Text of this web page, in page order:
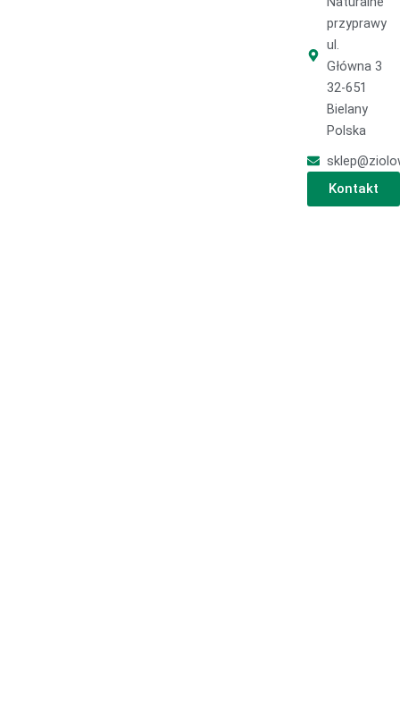
przyprawy
ul.
Główna 3
32-651
Bielany
Polska
Kontakt